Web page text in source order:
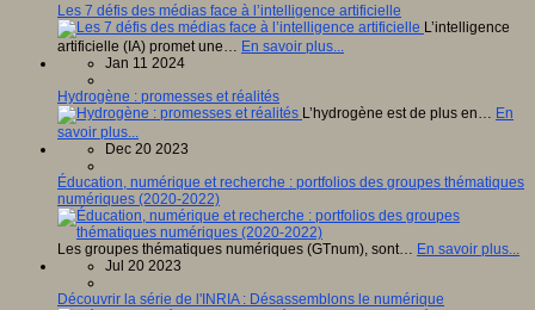
Les 7 défis des médias face à l’intelligence artificielle
L’intelligence
artificielle (IA) promet une… En savoir plus...
Jan 11 2024
Hydrogène : promesses et réalités
L’hydrogène est de plus en… En
savoir plus...
Dec 20 2023
Éducation, numérique et recherche : portfolios des groupes thématiques
numériques (2020-2022)
Les groupes thématiques numériques (GTnum), sont… En savoir plus...
Jul 20 2023
Découvrir la série de l'INRIA : Désassemblons le numérique